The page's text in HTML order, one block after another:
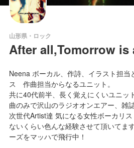
山形県・ロック
After all,Tomorrow is
Neena ボーカル、作詩、イラスト担当
ス 作曲担当からなるユニット。
共に40代前半、長く覚えにくいユニッ
曲のみで沢山のラジオオンエアー、雑
次世代Artist達 気になる女性ボーカリ
ないくらい色んな経験させて頂いてま
ーズをマッハで飛行中！